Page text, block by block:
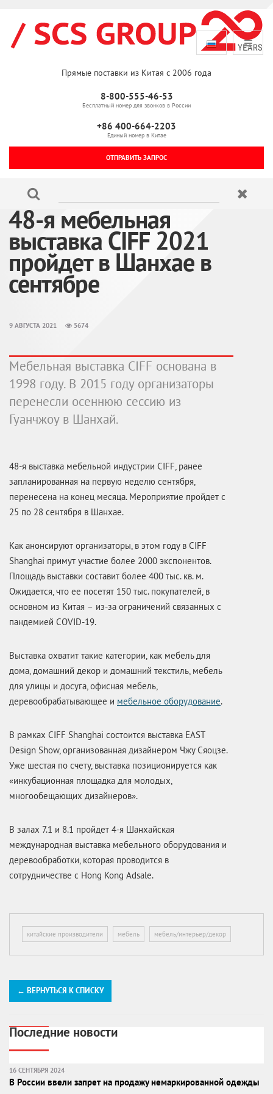
Прямые поставки из Китая с 2006 года
8-800-555-46-53
Бесплатный номер для звонков в России
+86 400-664-2203
Единый номер в Китае
ОТПРАВИТЬ ЗАПРОС
48-я мебельная
выставка CIFF 2021
пройдет в Шанхае в
сентябре
9 АВГУСТА 2021 5674
Мебельная выставка CIFF основана в
1998 году. В 2015 году организаторы
перенесли осеннюю сессию из
Гуанчжоу в Шанхай.
48-я выставка мебельной индустрии CIFF, ранее
запланированная на первую неделю сентября,
перенесена на конец месяца. Мероприятие пройдет с
25 по 28 сентября в Шанхае.
Как анонсируют организаторы, в этом году в CIFF
Shanghai примут участие более 2000 экспонентов.
Площадь выставки составит более 400 тыс. кв. м.
Ожидается, что ее посетят 150 тыс. покупателей, в
основном из Китая – из-за ограничений связанных с
пандемией COVID-19.
Выставка охватит такие категории, как мебель для
дома, домашний декор и домашний текстиль, мебель
для улицы и досуга, офисная мебель,
деревообрабатывающее и мебельное оборудование.
В рамках CIFF Shanghai состоится выставка EAST
Design Show, организованная дизайнером Чжу Сяоцзе.
Уже шестая по счету, выставка позиционируется как
«инкубационная площадка для молодых,
многообещающих дизайнеров».
В залах 7.1 и 8.1 пройдет 4-я Шанхайская
международная выставка мебельного оборудования и
деревообработки, которая проводится в
сотрудничестве с Hong Kong Adsale.
китайские производители мебель мебель/интерьер/декор
← ВЕРНУТЬСЯ К СПИСКУ
Последние новости
16 СЕНТЯБРЯ 2024
В России ввели запрет на продажу немаркированной одежды